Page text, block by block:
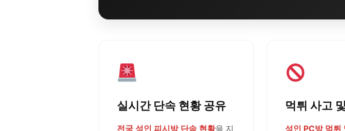
실시간 단속 현황 공유
전국 성인 피시방 단속 현황을 지
먹튀 사고
성인 PC방 먹튀